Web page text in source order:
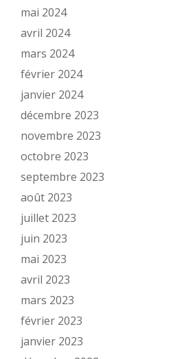
mai 2024
avril 2024
mars 2024
février 2024
janvier 2024
décembre 2023
novembre 2023
octobre 2023
septembre 2023
août 2023
juillet 2023
juin 2023
mai 2023
avril 2023
mars 2023
février 2023
janvier 2023